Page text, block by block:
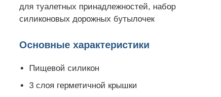
для туалетных принадлежностей, набор
силиконовых дорожных бутылочек
Основные характеристики
Пищевой силикон
3 слоя герметичной крышки